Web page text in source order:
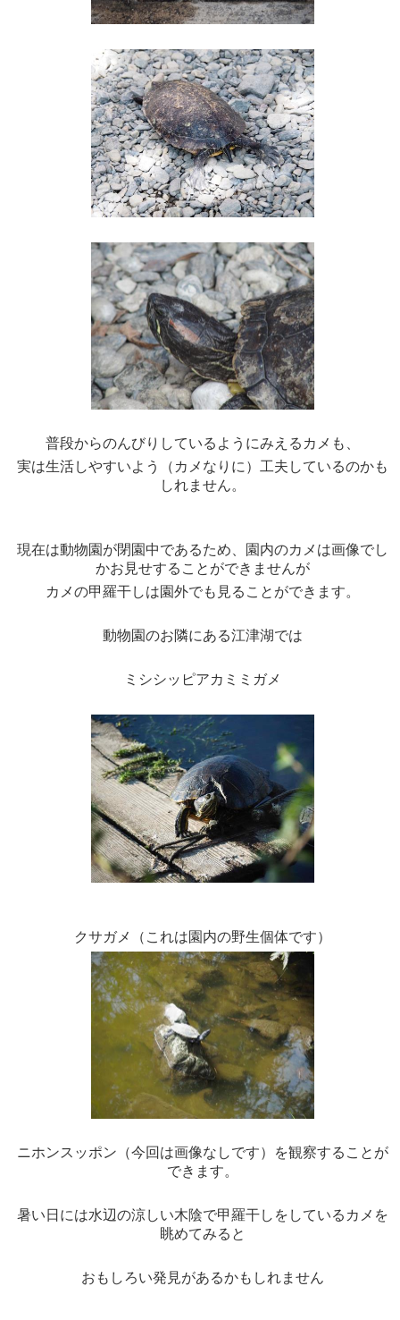
普段からのんびりしているようにみえるカメも、
実は生活しやすいよう（カメなりに）工夫しているのかも
しれません。
現在は動物園が閉園中であるため、園内のカメは画像でし
かお見せすることができませんが
カメの甲羅干しは園外でも見ることができます。
動物園のお隣にある江津湖では
ミシシッピアカミミガメ
クサガメ（これは園内の野生個体です）
ニホンスッポン（今回は画像なしです）を観察することが
できます。
暑い日には水辺の涼しい木陰で甲羅干しをしているカメを
眺めてみると
おもしろい発見があるかもしれません